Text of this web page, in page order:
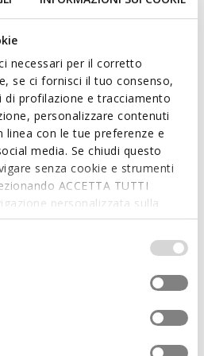
necessari per il corretto
se ci fornisci il tuo consenso,
profilazione e tracciamento
personalizzare contenuti
linea con le tue preferenze e
media. Se chiudi questo
senza cookie e strumenti
ACCETTA TUTTI
personalizzata sulla
Selezionando
scegliere quali cookies ed
autorizzare. Per maggiori
in qualsiasi momento le
nostra
DERNIERS PRIX D'ÉTÉ